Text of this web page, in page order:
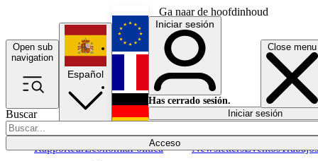
Ga naar de hoofdinhoud
Open sub
navigation
Close menu
Buscar
Acceso
RapporteurEconomíaPolítica NewslettersEventosTrabajos
Español
English
Français
Iniciar sesión
Has cerrado sesión.
Iniciar sesión